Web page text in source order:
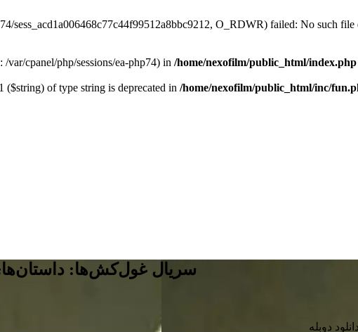
sess_acd1a006468c77c44f99512a8bbc9212, O_RDWR) failed: No such
/var/cpanel/php/sessions/ea-php74) in /home/nexofilm/public_html/index.php
($string) of type string is deprecated in /home/nexofilm/public_html/inc/
سریال غول‌کش‌ها: داستان‌های آرکادیا -